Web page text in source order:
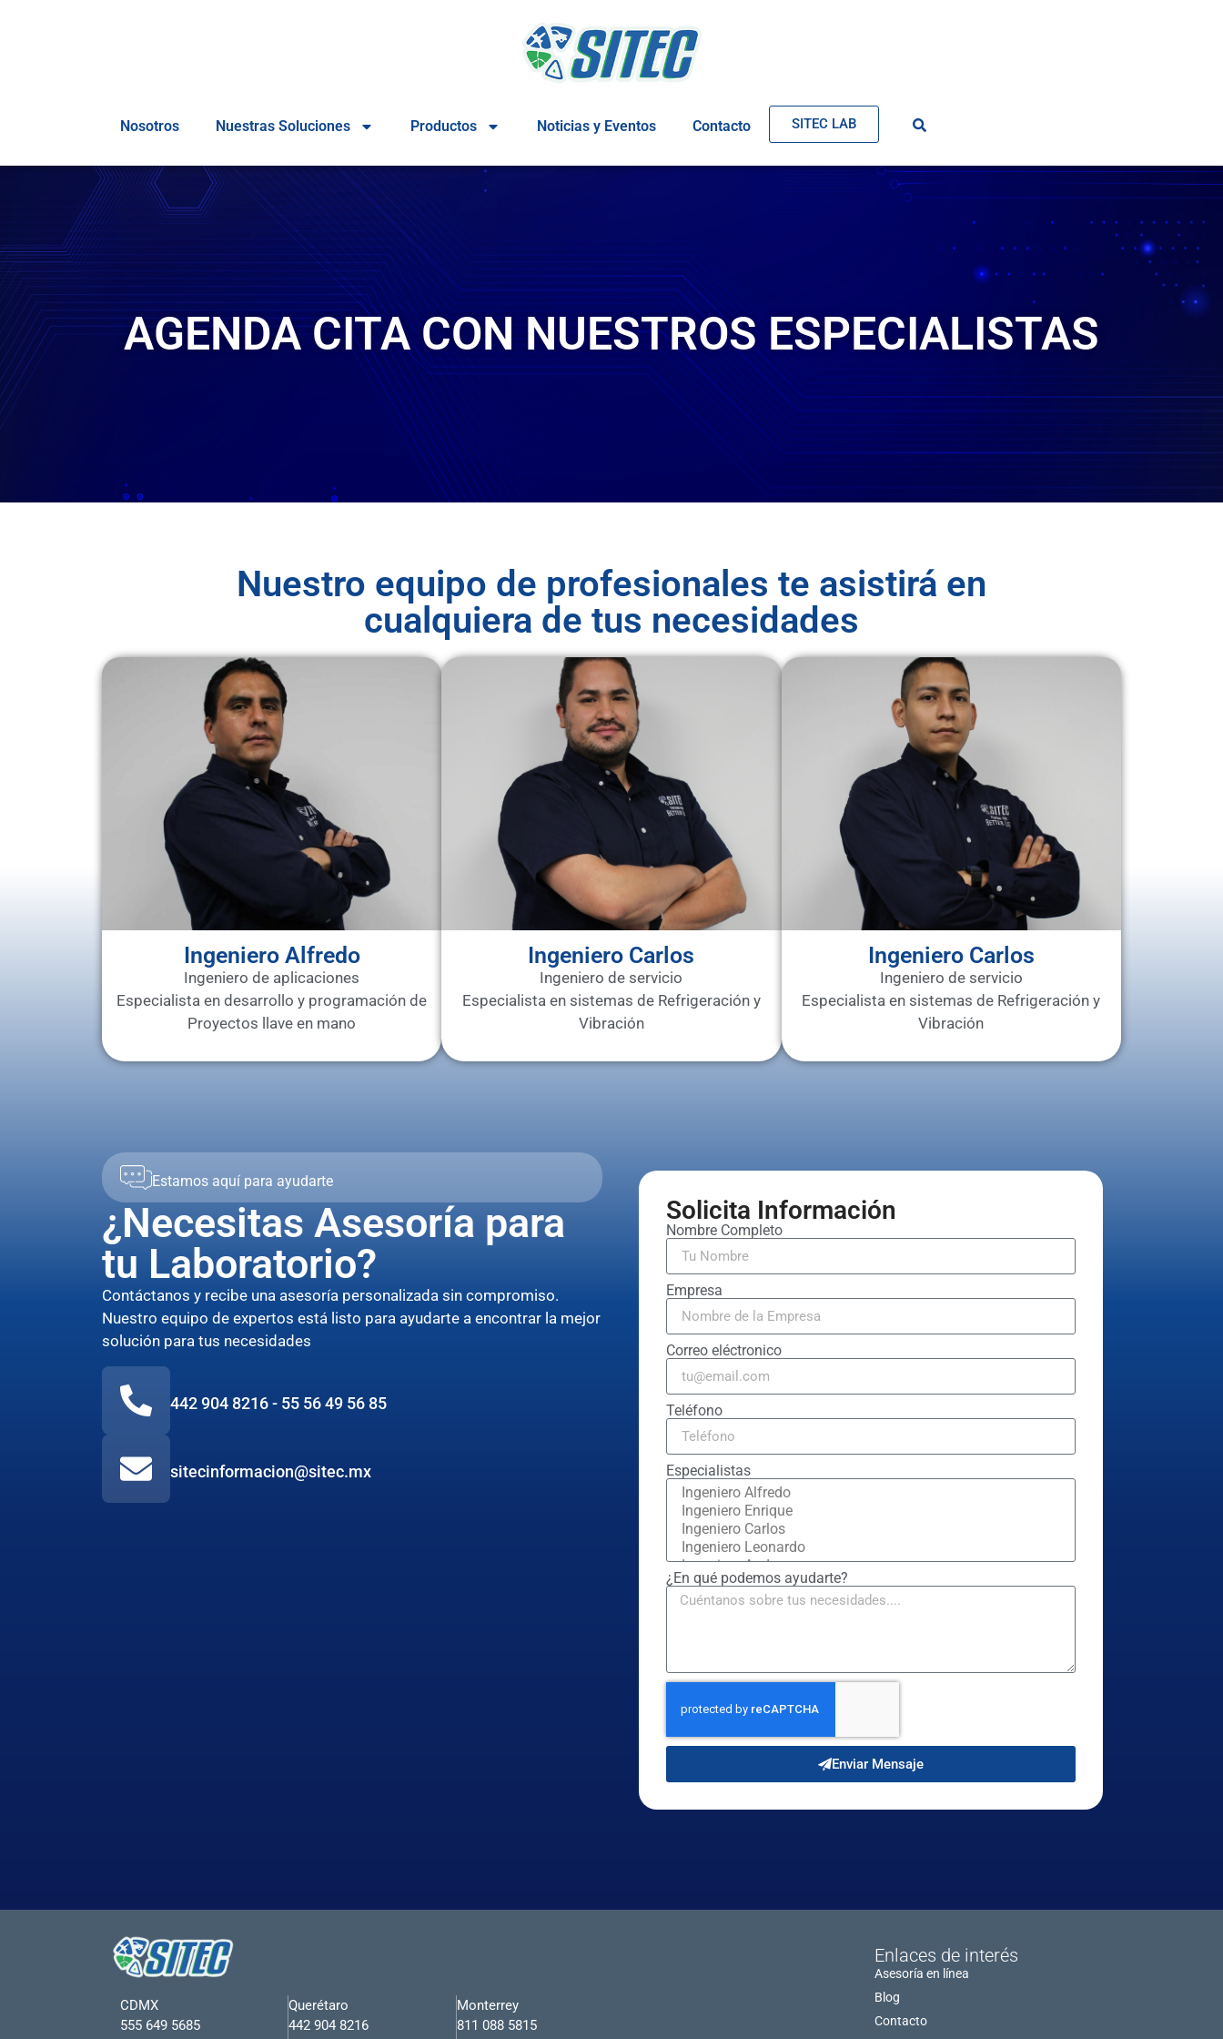
Nosotros Nuestras Soluciones Productos Noticias y Eventos Contacto SITEC LAB
AGENDA CITA CON NUESTROS ESPECIALISTAS
Nuestro equipo de profesionales te asistirá en
cualquiera de tus necesidades
Ingeniero Alfredo
Ingeniero de aplicaciones
Especialista en desarrollo y programación de
Proyectos llave en mano
Ingeniero Carlos
Ingeniero de servicio
Especialista en sistemas de Refrigeración y
Vibración
Ingeniero Carlos
Ingeniero de servicio
Especialista en sistemas de Refrigeración y
Vibración
Estamos aquí para ayudarte
¿Necesitas Asesoría para
tu Laboratorio?
Contáctanos y recibe una asesoría personalizada sin compromiso.
Nuestro equipo de expertos está listo para ayudarte a encontrar la mejor
solución para tus necesidades
442 904 8216 - 55 56 49 56 85
sitecinformacion@sitec.mx
Solicita Información
Nombre Completo
Empresa
Correo eléctronico
Teléfono
Especialistas
¿En qué podemos ayudarte?
Enviar Mensaje
CDMX
555 649 5685
Querétaro
442 904 8216
Monterrey
811 088 5815
Enlaces de interés
Asesoría en línea
Blog
Contacto